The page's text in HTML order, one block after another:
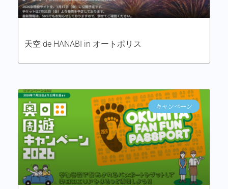
天空 de HANABI in オートポリス
キャンペーン